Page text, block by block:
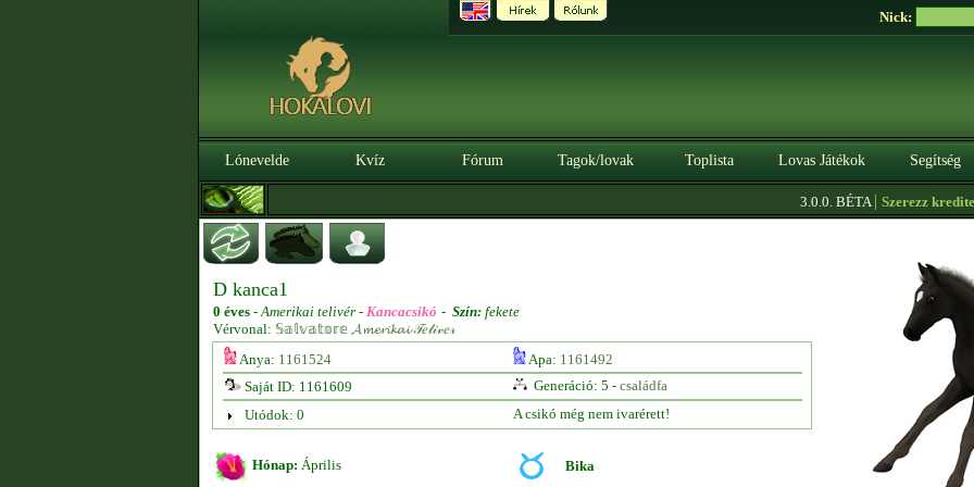
Nick:
Lónevelde Kvíz Fórum Tagok/lovak Toplista Lovas Játékok Segítség
3.0.0. BÉTA|Szerezz kreditet
D kanca1
0 éves -Amerikai telivér - Kancacsikó - Szín: fekete
Vérvonal: 𝕊𝕒𝕝𝕧𝕒𝕥𝕠𝕣𝕖 𝓐𝓶𝓮𝓻𝓲𝓴𝓪𝓲 𝒯𝑒𝓁𝒾𝓋𝑒𝓇
Anya: 1161524 Apa: 1161492
Saját ID: 1161609
Generáció: 5 - családfa
Utódok: 0
A csikó még nem ivarérett!
Hónap: Április Bika